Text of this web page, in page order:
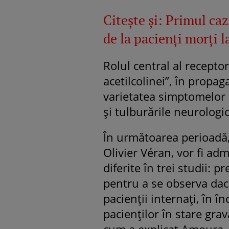
Citeşte şi: Primul
de la pacienți morți
Rolul central al
acetilcolinei”, în
varietatea simptomelor
şi tulburările
În următoarea
Olivier Véran, vor fi
diferite în trei studii:
pentru a se observa
pacienţii internaţi, în
pacienţilor în stare